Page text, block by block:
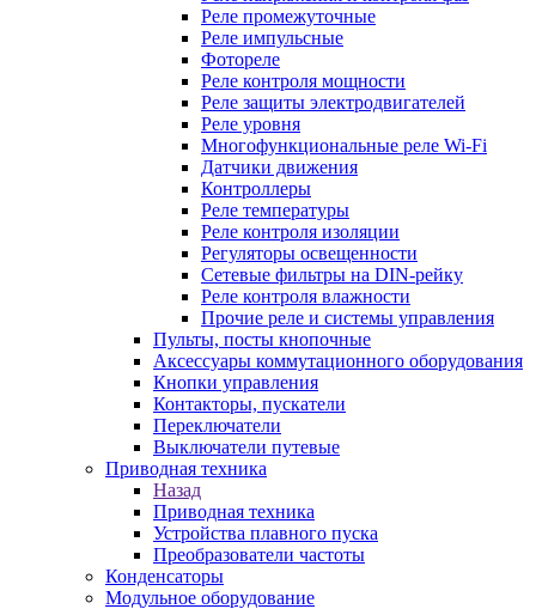
Реле промежуточные
Реле импульсные
Фотореле
Реле контроля мощности
Реле защиты электродвигателей
Реле уровня
Многофункциональные реле Wi-Fi
Датчики движения
Контроллеры
Реле температуры
Реле контроля изоляции
Регуляторы освещенности
Сетевые фильтры на DIN-рейку
Реле контроля влажности
Прочие реле и системы управления
Пульты, посты кнопочные
Аксессуары коммутационного оборудования
Кнопки управления
Контакторы, пускатели
Переключатели
Выключатели путевые
Приводная техника
Назад
Приводная техника
Устройства плавного пуска
Преобразователи частоты
Конденсаторы
Модульное оборудование